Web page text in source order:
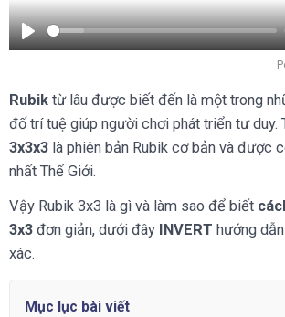
Play
Rubik từ lâu được biết đến là một trong
đố trí tuệ giúp người chơi phát triển tư duy.
3x3x3 là phiên bản Rubik cơ bản và được
nhất Thế Giới.
Vậy Rubik 3x3 là gì và làm sao để biết
3x3 đơn giản, dưới đây INVERT hướng
xác.
Mục lục bài viết